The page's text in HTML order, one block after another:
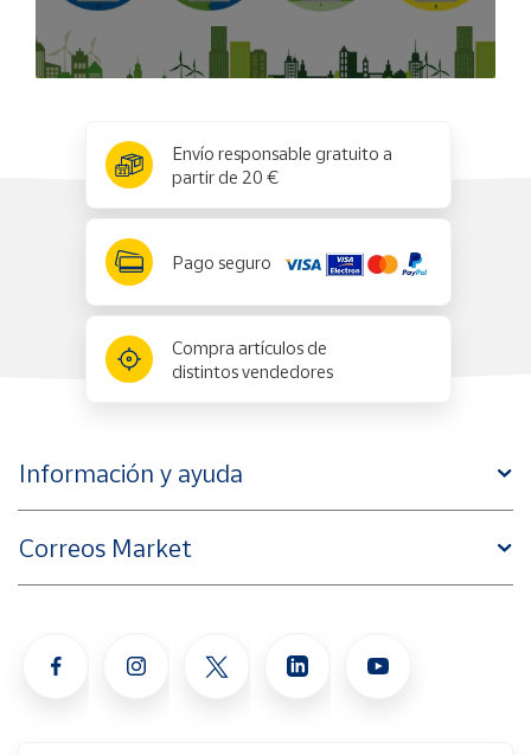
Envío responsable gratuito a
partir de 20 €
Pago seguro
Compra artículos de
distintos vendedores
Información y ayuda
Correos Market